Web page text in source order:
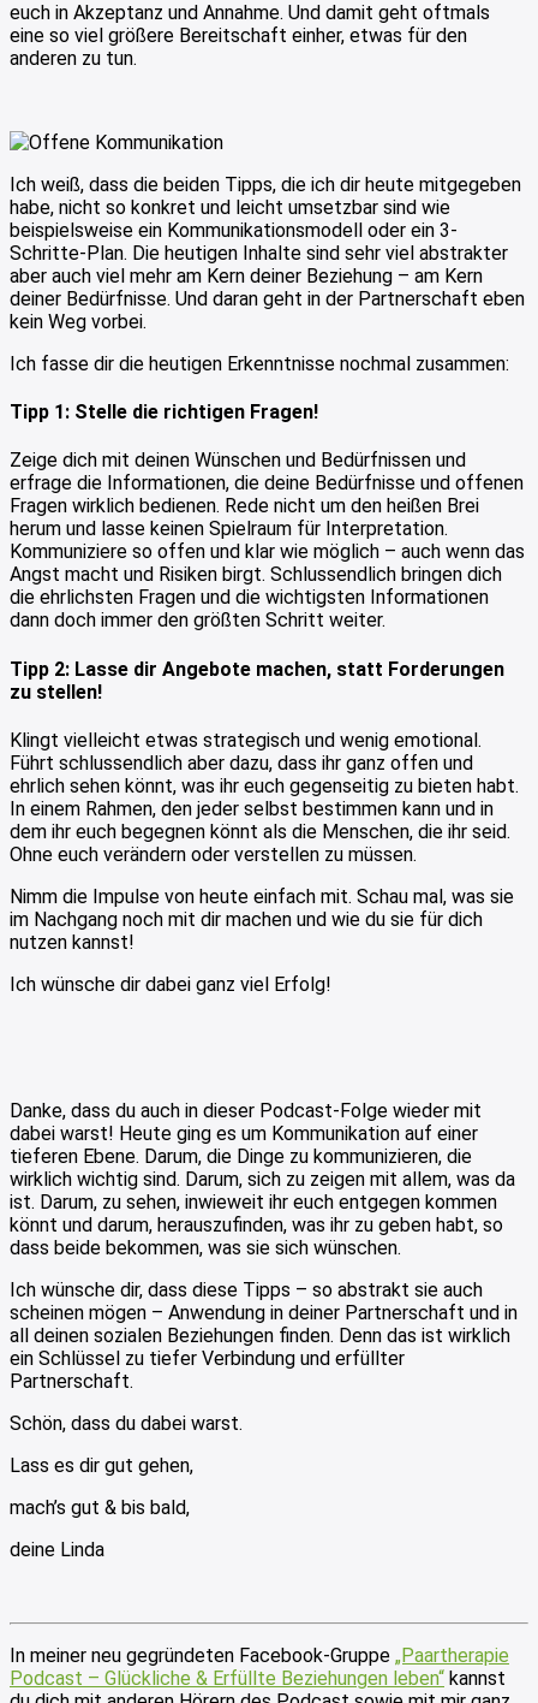
euch in Akzeptanz und Annahme. Und damit geht oftmals
eine so viel größere Bereitschaft einher, etwas für den
anderen zu tun.
Ich weiß, dass die beiden Tipps, die ich dir heute mitgegeben
habe, nicht so konkret und leicht umsetzbar sind wie
beispielsweise ein Kommunikationsmodell oder ein 3-
Schritte-Plan. Die heutigen Inhalte sind sehr viel abstrakter
aber auch viel mehr am Kern deiner Beziehung – am Kern
deiner Bedürfnisse. Und daran geht in der Partnerschaft eben
kein Weg vorbei.
Ich fasse dir die heutigen Erkenntnisse nochmal zusammen:
Tipp 1: Stelle die richtigen Fragen!
Zeige dich mit deinen Wünschen und Bedürfnissen und
erfrage die Informationen, die deine Bedürfnisse und offenen
Fragen wirklich bedienen. Rede nicht um den heißen Brei
herum und lasse keinen Spielraum für Interpretation.
Kommuniziere so offen und klar wie möglich – auch wenn das
Angst macht und Risiken birgt. Schlussendlich bringen dich
die ehrlichsten Fragen und die wichtigsten Informationen
dann doch immer den größten Schritt weiter.
Tipp 2: Lasse dir Angebote machen, statt Forderungen
zu stellen!
Klingt vielleicht etwas strategisch und wenig emotional.
Führt schlussendlich aber dazu, dass ihr ganz offen und
ehrlich sehen könnt, was ihr euch gegenseitig zu bieten habt.
In einem Rahmen, den jeder selbst bestimmen kann und in
dem ihr euch begegnen könnt als die Menschen, die ihr seid.
Ohne euch verändern oder verstellen zu müssen.
Nimm die Impulse von heute einfach mit. Schau mal, was sie
im Nachgang noch mit dir machen und wie du sie für dich
nutzen kannst!
Ich wünsche dir dabei ganz viel Erfolg!
Danke, dass du auch in dieser Podcast-Folge wieder mit
dabei warst! Heute ging es um Kommunikation auf einer
tieferen Ebene. Darum, die Dinge zu kommunizieren, die
wirklich wichtig sind. Darum, sich zu zeigen mit allem, was da
ist. Darum, zu sehen, inwieweit ihr euch entgegen kommen
könnt und darum, herauszufinden, was ihr zu geben habt, so
dass beide bekommen, was sie sich wünschen.
Ich wünsche dir, dass diese Tipps – so abstrakt sie auch
scheinen mögen – Anwendung in deiner Partnerschaft und in
all deinen sozialen Beziehungen finden. Denn das ist wirklich
ein Schlüssel zu tiefer Verbindung und erfüllter
Partnerschaft.
Schön, dass du dabei warst.
Lass es dir gut gehen,
mach’s gut & bis bald,
deine Linda
In meiner neu gegründeten Facebook-Gruppe „Paartherapie
Podcast – Glückliche & Erfüllte Beziehungen leben“ kannst